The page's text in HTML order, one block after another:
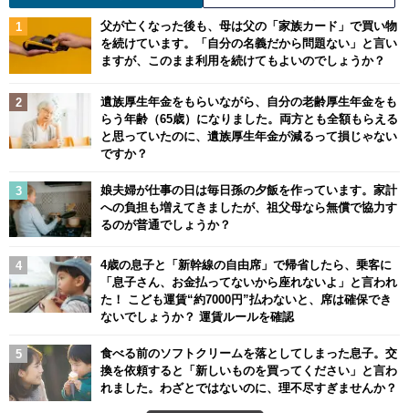
父が亡くなった後も、母は父の「家族カード」で買い物
を続けています。「自分の名義だから問題ない」と言い
ますが、このまま利用を続けてもよいのでしょうか？
遺族厚生年金をもらいながら、自分の老齢厚生年金をも
らう年齢（65歳）になりました。両方とも全額もらえる
と思っていたのに、遺族厚生年金が減るって損じゃない
ですか？
娘夫婦が仕事の日は毎日孫の夕飯を作っています。家計
への負担も増えてきましたが、祖父母なら無償で協力す
るのが普通でしょうか？
4歳の息子と「新幹線の自由席」で帰省したら、乗客に
「息子さん、お金払ってないから座れないよ」と言われ
た！ こども運賃“約7000円”払わないと、席は確保でき
ないでしょうか？ 運賃ルールを確認
食べる前のソフトクリームを落としてしまった息子。交
換を依頼すると「新しいものを買ってください」と言わ
れました。わざとではないのに、理不尽すぎませんか？